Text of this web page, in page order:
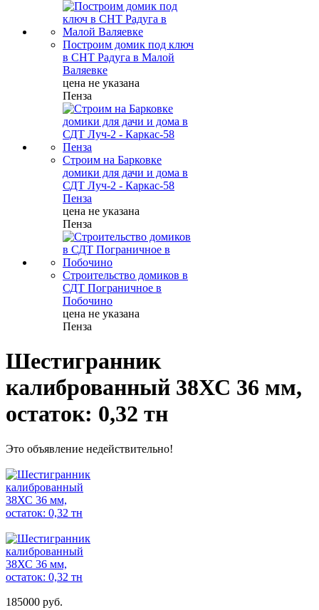
Построим домик под ключ
в СНТ Радуга в Малой
Валяевке
цена не указана
Пенза
Строим на Барковке
домики для дачи и дома в
СДТ Луч-2 - Каркас-58
Пенза
цена не указана
Пенза
Строительство домиков в
СДТ Пограничное в
Побочино
цена не указана
Пенза
Шестигранник
калиброванный 38ХС 36 мм,
остаток: 0,32 тн
Это объявление недействительно!
185000 руб.